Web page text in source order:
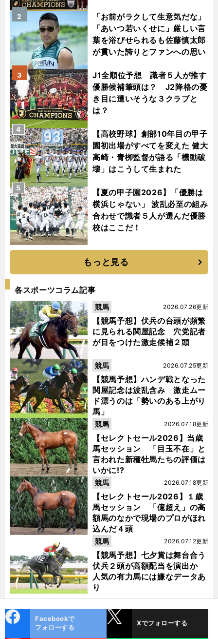
「お前がラクして生意気だな」
「あいつ若いくせに」厳しい言
葉を浴びせられるも佐藤慎太郎
が貫いた誇りとファンへの思い
2
J1全順位予想 識者５人が推す
優勝候補筆頭は？ J2降格の憂
き目に遭いそうな３クラブと
は？
3
【高校野球】創部10年目の甲子
園初出場がすべてを変えた 健大
高崎・青栁監督が語る「機動破
壊」はこうして生まれた
4
【夏の甲子園2026】「優勝は
横浜じゃない」 波乱必至の組み
合わせで識者５人が選んだ優勝
校はここだ！
5
もっと見る
各スポーツコラム記事
【競馬予想】伏兵の台頭が頻繁
に見られる関屋記念 穴党記者
が目をつけた激走候補２頭
2026.07.26更新
競馬
【競馬予想】ハンデ戦となった
関屋記念は波乱含み 激走ムー
ド漂うのは「勢いのある上がり
馬」
2026.07.25更新
競馬
【セレクトセール2026】当歳
馬セッション 「目玉不在」と
言われた新種牡馬たちの評価は
いかに!?
2026.07.18更新
競馬
【セレクトセール2026】１歳
馬セッション 「億超え」の高
額馬のなかで現場のプロがほれ
込んだ４頭
2026.07.18更新
競馬
【競馬予想】七夕賞は舞台合う
伏兵２頭が高額配当を演出か
人気の有力馬には嫌なデータあ
り
2026.07.12更新
競馬
ok
Facebookで
フォローする
Xでフォローする